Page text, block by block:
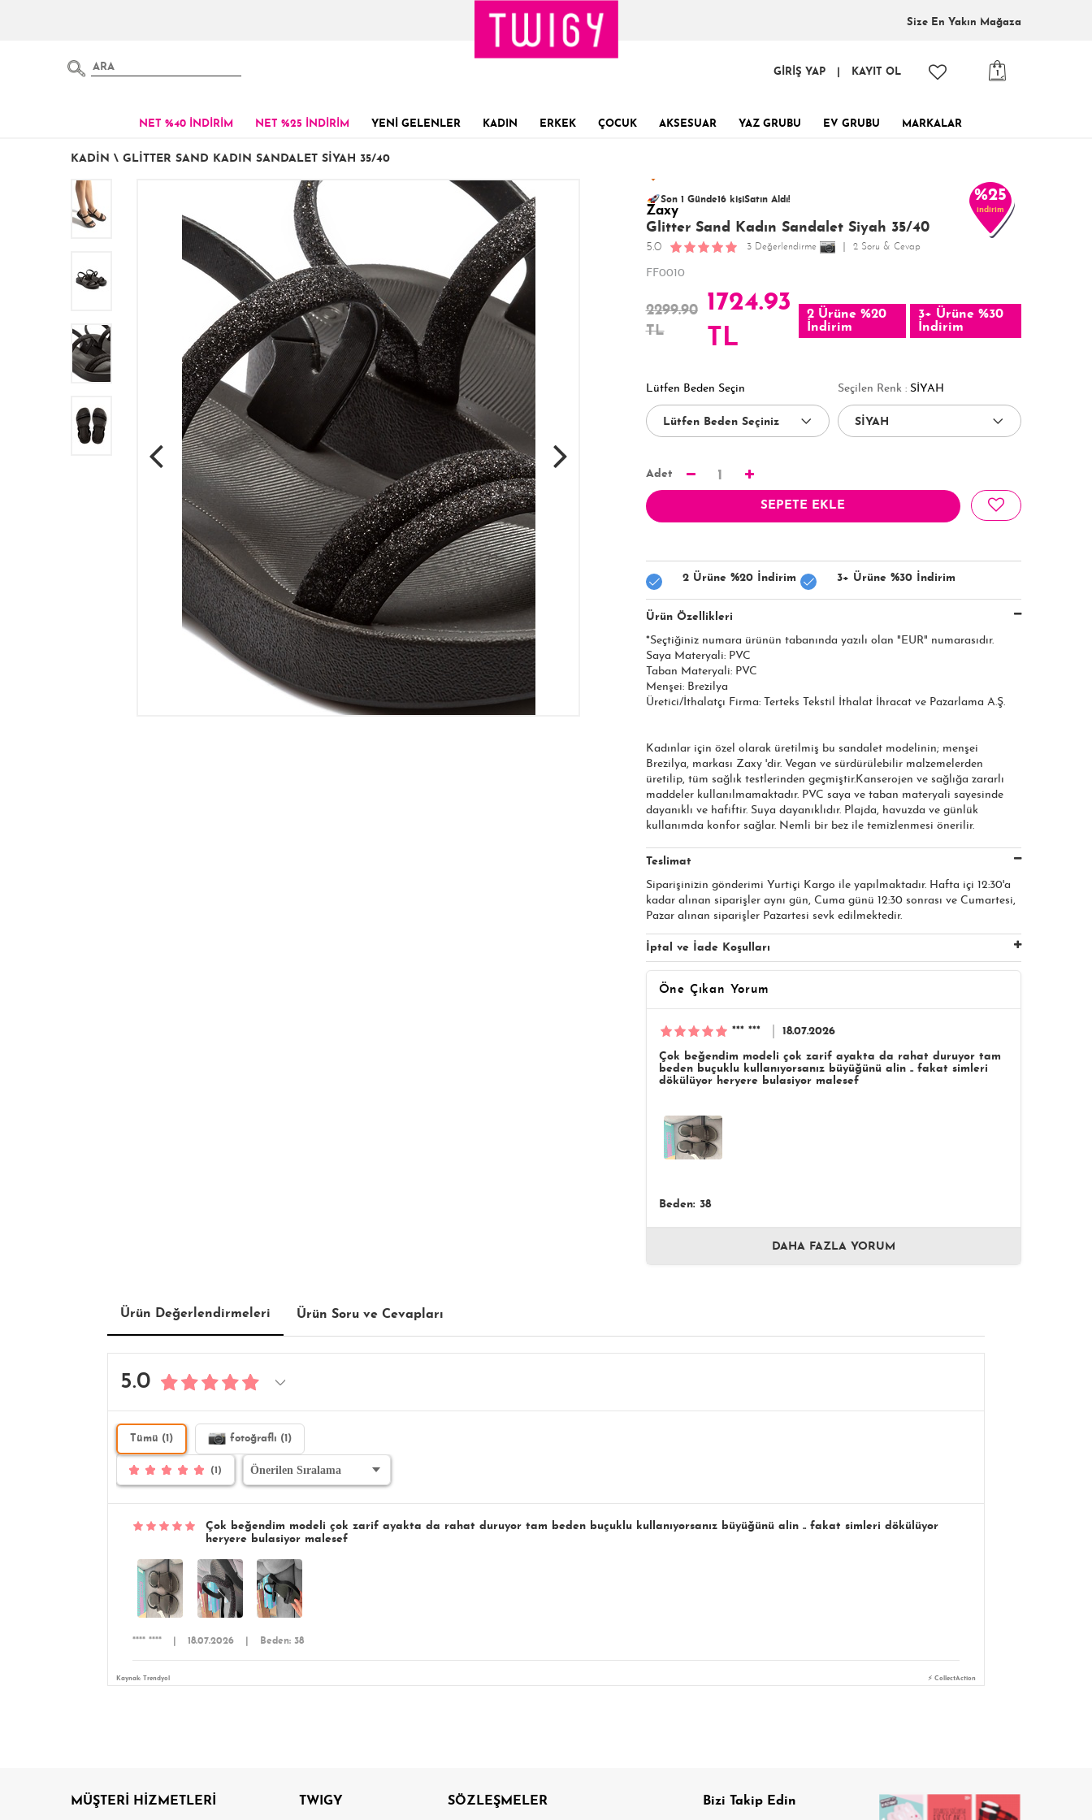
Size En Yakın Mağaza
1
GİRİŞ YAP KAYIT OL
NET %40 İNDİRİM NET %25 İNDİRİM YENİ GELENLER KADIN ERKEK ÇOCUK AKSESUAR YAZ GRUBU EV GRUBU MARKALAR
KADIN \ GLITTER SAND KADIN SANDALET SIYAH 35/40
Son 24 Saatte
Zaxy
Glitter Sand Kadın Sandalet Siyah 35/40
5.0 3 Değerlendirme 2 Soru & Cevap
%25
indirim
FF0010
2299.90
TL
1724.93
TL
2 Ürüne %20
İndirim
3+ Ürüne %30
İndirim
Lütfen Beden Seçin Seçilen Renk : SİYAH
Adet 1
SEPETE EKLE
2 Ürüne %20 İndirim 3+ Ürüne %30 İndirim
Ürün Özellikleri
*Seçtiğiniz numara ürünün tabanında yazılı olan "EUR" numarasıdır.
Saya Materyali: PVC
Taban Materyali: PVC
Menşei: Brezilya
Üretici/İthalatçı Firma: Terteks Tekstil İthalat İhracat ve Pazarlama A.Ş.
Kadınlar için özel olarak üretilmiş bu sandalet modelinin; menşei
Brezilya, markası Zaxy 'dir. Vegan ve sürdürülebilir malzemelerden
üretilip, tüm sağlık testlerinden geçmiştir.Kanserojen ve sağlığa zararlı
maddeler kullanılmamaktadır. PVC saya ve taban materyali sayesinde
dayanıklı ve hafiftir. Suya dayanıklıdır. Plajda, havuzda ve günlük
kullanımda konfor sağlar. Nemli bir bez ile temizlenmesi önerilir.
Teslimat
Siparişinizin gönderimi Yurtiçi Kargo ile yapılmaktadır. Hafta içi 12:30'a
kadar alınan siparişler aynı gün, Cuma günü 12:30 sonrası ve Cumartesi,
Pazar alınan siparişler Pazartesi sevk edilmektedir.
İptal ve İade Koşulları
Öne Çıkan Yorum
*** *** 18.07.2026
Çok beğendim modeli çok zarif ayakta da rahat duruyor tam
beden buçuklu kullanıyorsanız büyüğünü alin .. fakat simleri
dökülüyor heryere bulasiyor malesef
Beden: 38
DAHA FAZLA YORUM
Ürün Değerlendirmeleri Ürün Soru ve Cevapları
5.0
Tümü (1) fotoğraflı (1)
(1)
Çok beğendim modeli çok zarif ayakta da rahat duruyor tam beden buçuklu kullanıyorsanız büyüğünü alin .. fakat simleri dökülüyor
heryere bulasiyor malesef
**** **** 18.07.2026 Beden: 38
Kaynak: Trendyol ⚡ CollectAction
MÜŞTERİ HİZMETLERİ TWIGY SÖZLEŞMELER Bizi Takip Edin